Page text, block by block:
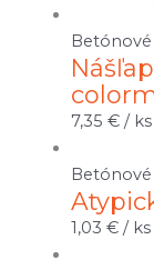
7,35 €/ ks
1,03 €/ ks